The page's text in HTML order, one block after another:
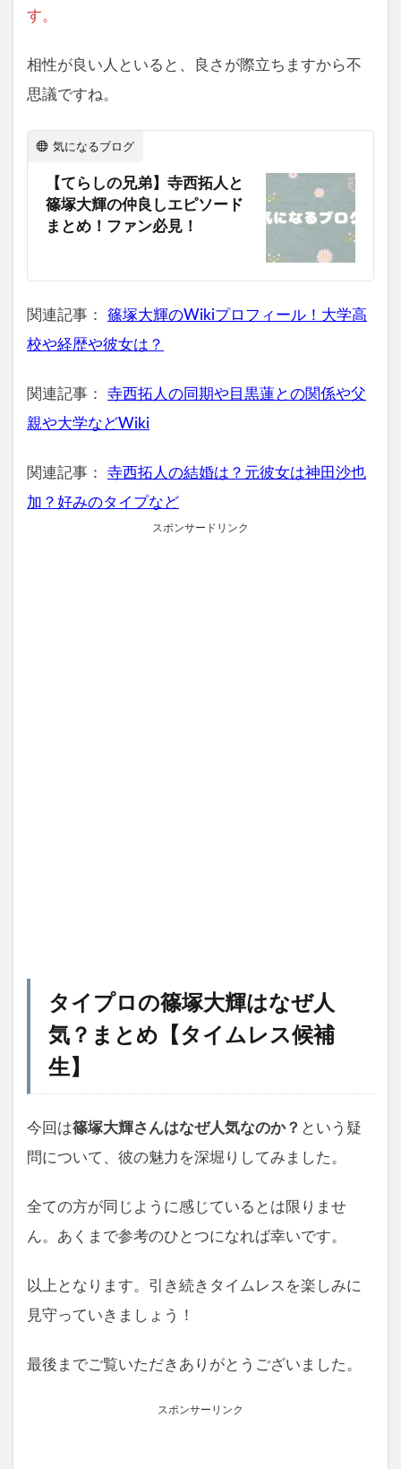
す。
相性が良い人といると、良さが際立ちますから不
思議ですね。
気になるブログ
【てらしの兄弟】寺西拓人と
篠塚大輝の仲良しエピソード
まとめ！ファン必見！
関連記事： 篠塚大輝のWikiプロフィール！大学高
校や経歴や彼女は？
関連記事： 寺西拓人の同期や目黒蓮との関係や父
親や大学などWiki
関連記事： 寺西拓人の結婚は？元彼女は神田沙也
加？好みのタイプなど
スポンサードリンク
タイプロの篠塚大輝はなぜ人
気？まとめ【タイムレス候補
生】
今回は篠塚大輝さんはなぜ人気なのか？ という疑
問について、彼の魅力を深堀りしてみました。
全ての方が同じように感じているとは限りませ
ん。あくまで参考のひとつになれば幸いです。
以上となります。引き続きタイムレスを楽しみに
見守っていきましょう！
最後までご覧いただきありがとうございました。
スポンサーリンク